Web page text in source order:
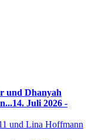
und Dhanyah
14. Juli 2026 -